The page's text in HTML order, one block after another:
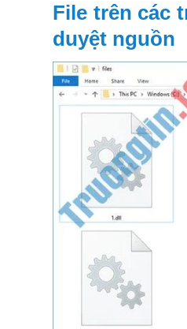
File trên các
duyệt nguồn